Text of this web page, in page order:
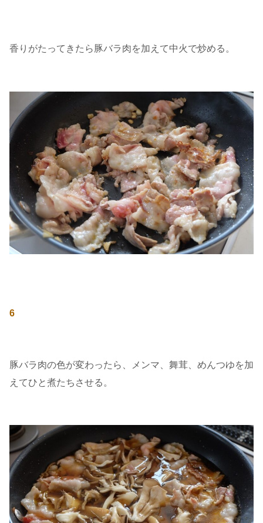
香りがたってきたら豚バラ肉を加えて中火で炒める。
6
豚バラ肉の色が変わったら、メンマ、舞茸、めんつゆを加
えてひと煮たちさせる。